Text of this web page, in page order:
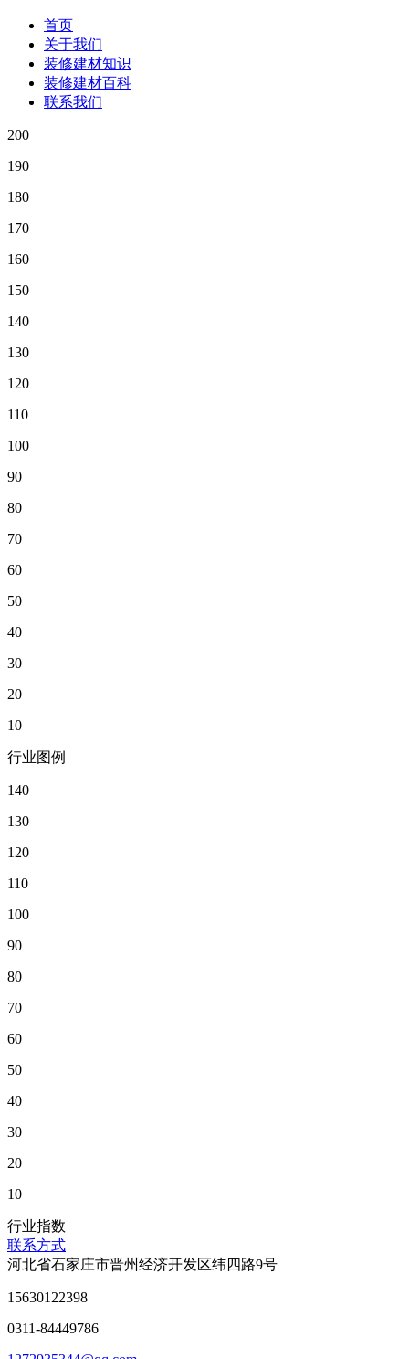
首页
关于我们
装修建材知识
装修建材百科
联系我们
200
190
180
170
160
150
140
130
120
110
100
90
80
70
60
50
40
30
20
10
行业图例
140
130
120
110
100
90
80
70
60
50
40
30
20
10
行业指数
联系方式
河北省石家庄市晋州经济开发区纬四路9号
15630122398
0311-84449786